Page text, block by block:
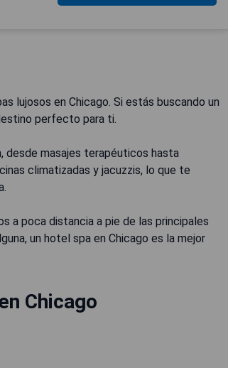
lujosos en Chicago. Si estás buscando un
perfecto para ti.
desde masajes terapéuticos hasta
climatizadas y jacuzzis, lo que te
a poca distancia a pie de las principales
un hotel spa en Chicago es la mejor
Chicago